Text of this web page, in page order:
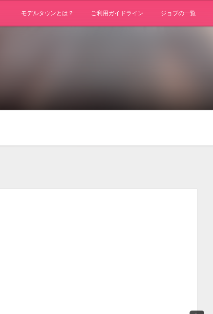
モデルタウンとは？ ご利用ガイドライン ジョブの一覧